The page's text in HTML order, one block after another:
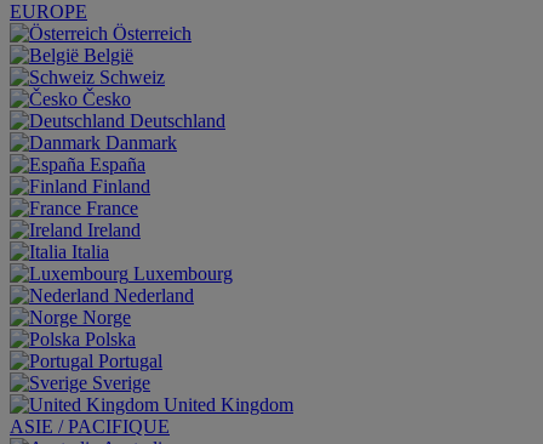
EUROPE
Österreich
België
Schweiz
Česko
Deutschland
Danmark
España
Finland
France
Ireland
Italia
Luxembourg
Nederland
Norge
Polska
Portugal
Sverige
United Kingdom
ASIE / PACIFIQUE